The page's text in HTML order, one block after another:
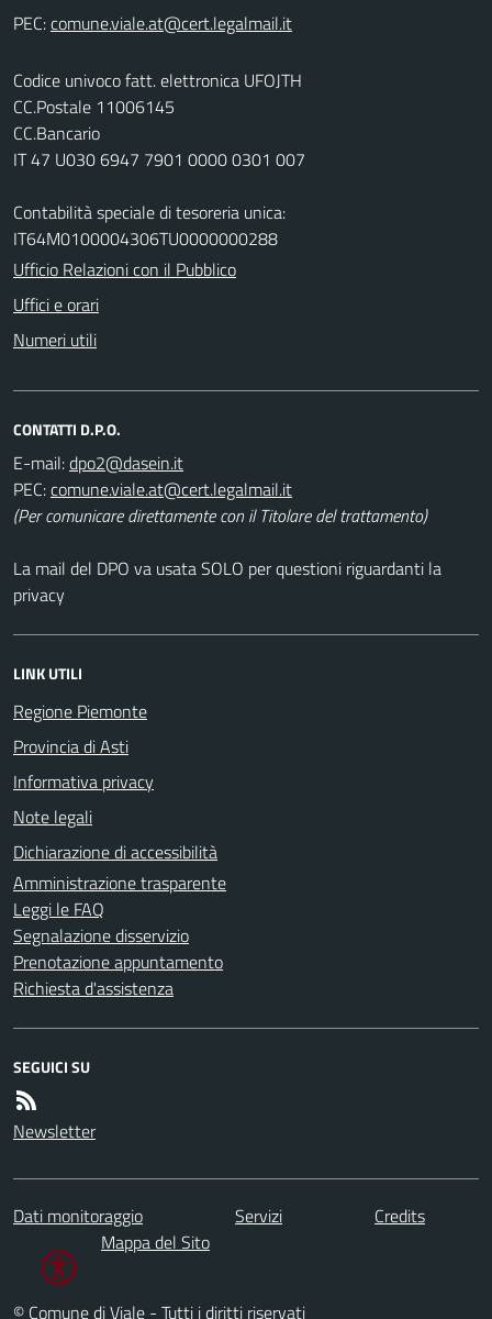
PEC:
Codice univoco fatt. elettronica UFOJTH
CC.Postale 11006145
CC.Bancario
IT 47 U030 6947 7901 0000 0301 007
Contabilità speciale di tesoreria unica:
IT64M0100004306TU0000000288
Ufficio Relazioni con il Pubblico
Uffici e orari
Numeri utili
CONTATTI D.P.O.
E-mail:
PEC:
(Per comunicare direttamente con il Titolare del trattamento)
La mail del DPO va usata SOLO per questioni riguardanti la
privacy
LINK UTILI
Regione Piemonte
Provincia di Asti
Informativa privacy
Note legali
Dichiarazione di accessibilità
Amministrazione trasparente
Leggi le FAQ
Segnalazione disservizio
Prenotazione appuntamento
Richiesta d'assistenza
SEGUICI SU
Newsletter
Dati monitoraggio Servizi
Credits
Mappa del Sito
© Comune di Viale - Tutti i diritti riservati